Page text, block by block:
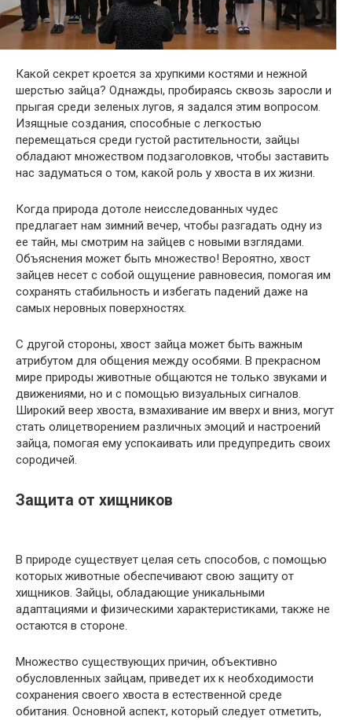
Какой секрет кроется за хрупкими костями и нежной
шерстью зайца? Однажды, пробираясь сквозь заросли и
прыгая среди зеленых лугов, я задался этим вопросом.
Изящные создания, способные с легкостью
перемещаться среди густой растительности, зайцы
обладают множеством подзаголовков, чтобы заставить
нас задуматься о том, какой роль у хвоста в их жизни.
Когда природа дотоле неисследованных чудес
предлагает нам зимний вечер, чтобы разгадать одну из
ее тайн, мы смотрим на зайцев с новыми взглядами.
Объяснения может быть множество! Вероятно, хвост
зайцев несет с собой ощущение равновесия, помогая им
сохранять стабильность и избегать падений даже на
самых неровных поверхностях.
С другой стороны, хвост зайца может быть важным
атрибутом для общения между особями. В прекрасном
мире природы животные общаются не только звуками и
движениями, но и с помощью визуальных сигналов.
Широкий веер хвоста, взмахивание им вверх и вниз, могут
стать олицетворением различных эмоций и настроений
зайца, помогая ему успокаивать или предупредить своих
сородичей.
Защита от хищников
В природе существует целая сеть способов, с помощью
которых животные обеспечивают свою защиту от
хищников. Зайцы, обладающие уникальными
адаптациями и физическими характеристиками, также не
остаются в стороне.
Множество существующих причин, объективно
обусловленных зайцам, приведет их к необходимости
сохранения своего хвоста в естественной среде
обитания. Основной аспект, который следует отметить,